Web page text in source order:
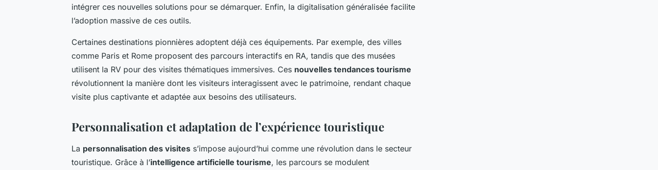
intégrer ces nouvelles solutions pour se démarquer. Enfin, la digitalisation généralisée facilite
l’adoption massive de ces outils.
Certaines destinations pionnières adoptent déjà ces équipements. Par exemple, des villes
comme Paris et Rome proposent des parcours interactifs en RA, tandis que des musées
utilisent la RV pour des visites thématiques immersives. Ces nouvelles tendances tourisme
révolutionnent la manière dont les visiteurs interagissent avec le patrimoine, rendant chaque
visite plus captivante et adaptée aux besoins des utilisateurs.
Personnalisation et adaptation de l’expérience touristique
La personnalisation des visites s’impose aujourd’hui comme une révolution dans le secteur
touristique. Grâce à l’intelligence artificielle tourisme, les parcours se modulent